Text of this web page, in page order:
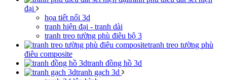
đại
họa tiết nổi 3d
tranh hiện đại - tranh dài
tranh treo tường phù điêu bộ 3
tranh treo tường phù
điêu composite
tranh đồng hồ 3d
tranh gạch 3d